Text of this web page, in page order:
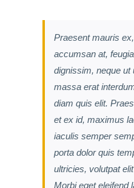
Praesent mauris
accumsan at,
dignissim, neque ut
massa erat
diam quis elit.
et ex id, maximus
iaculis semper
porta dolor quis
ultricies, volutpat
Morbi eget eleifend